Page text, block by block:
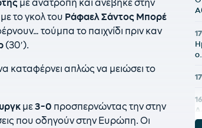
με ανατροπή και ανέβηκε στην
το γκολ του ΡάφαελΣάντος Μπορέ
τούμπα το παιχνίδι πριν καν
(30′).
καταφέρνει απλώς να μειώσει το
με3-0 προσπερνώντας την στην
που οδηγούν στην Ευρώπη. Οι